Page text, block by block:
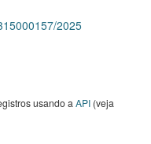
2025
usando a API (veja